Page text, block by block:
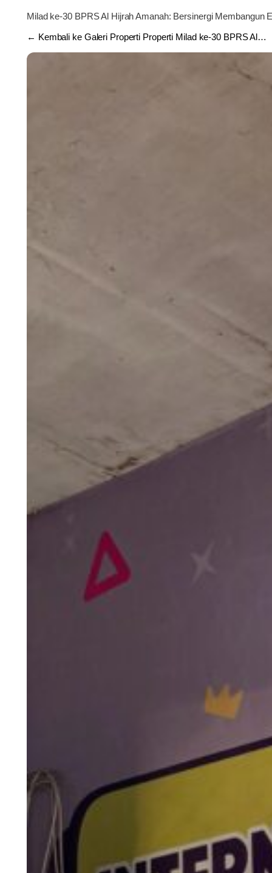
Milad ke-30 BPRS Al Hijrah Amanah: Bersinergi Membangun
← Kembali ke Galeri Properti Properti Milad ke-30 BPRS Al…